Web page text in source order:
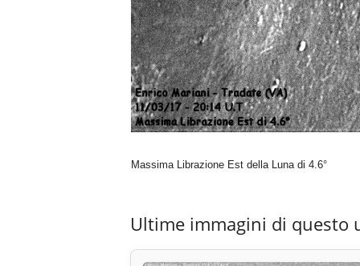
Massima Librazione Est della Luna di 4.6°
Ultime immagini di questo